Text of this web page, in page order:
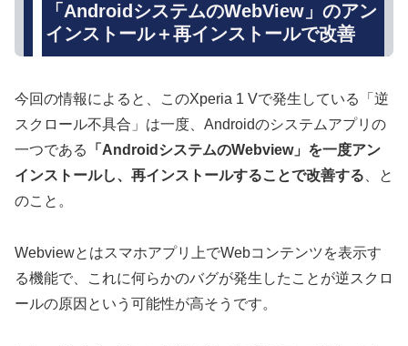
「AndroidシステムのWebView」のアン
インストール＋再インストールで改善
今回の情報によると、このXperia 1 Vで発生している「逆
スクロール不具合」は一度、Androidのシステムアプリの
一つである
「AndroidシステムのWebview」を一度アン
インストールし、再インストールすることで改善する 、と
のこと。
Webviewとはスマホアプリ上でWebコンテンツを表示す
る機能で、これに何らかのバグが発生したことが逆スクロ
ールの原因という可能性が高そうです。